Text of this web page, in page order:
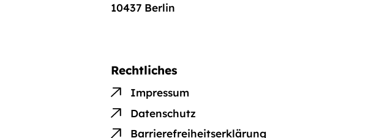
10437 Berlin
Rechtliches
Impressum
Datenschutz
Barrierefreiheits­erklärung